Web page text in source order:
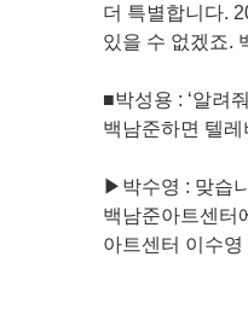
더 특별합니다.
있을 수 없겠죠.
■박성용 : ‘알려
백남준하면 텔
▶박수영 : 맞습
백남준아트센터
아트센터 이수